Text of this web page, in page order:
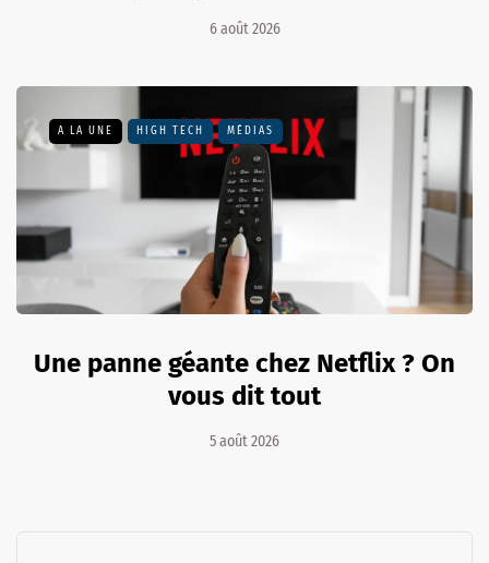
6 août 2026
A LA UNE HIGH TECH MÉDIAS
Une panne géante chez Netflix ? On
vous dit tout
5 août 2026